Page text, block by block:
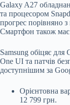
Galaxy A27
та процесором
прогрес порівняно
Смартфон також має
Samsung обіцяє для
One UI та патчів
доступнішим за
Орієнтовна
12 799 грн.